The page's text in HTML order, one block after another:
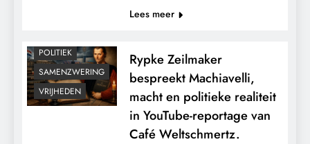
Lees meer
POLITIEK
SAMENZWERING
VRIJHEDEN
Rypke Zeilmaker
bespreekt Machiavelli,
macht en politieke realiteit
in YouTube-reportage van
Café Weltschmertz.